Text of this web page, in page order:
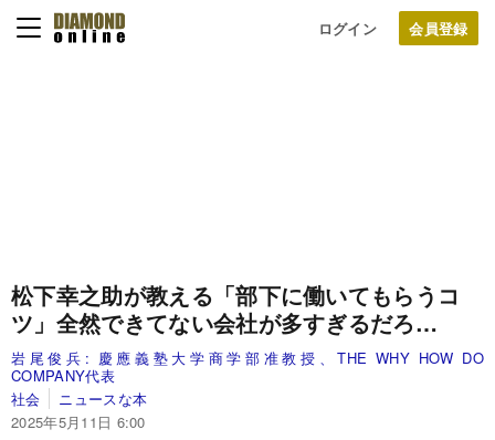
ログイン
松下幸之助が教える「部下に働いてもらうコ
ツ」全然できてない会社が多すぎるだろ…
岩尾俊兵: 慶應義塾大学商学部准教授、THE WHY HOW DO
COMPANY代表
社会
ニュースな本
2025年5月11日 6:00